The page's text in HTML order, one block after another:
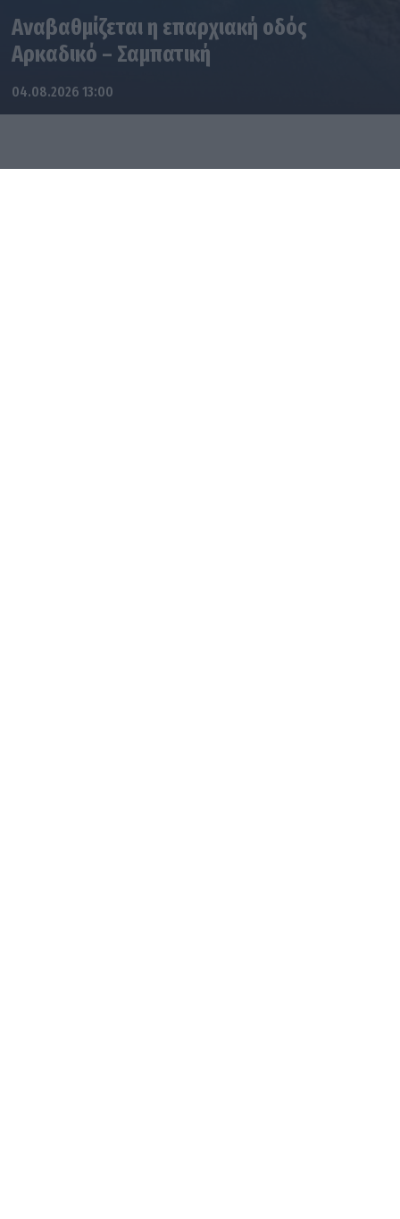
Αναβαθμίζεται η επαρχιακή οδός
Αρκαδικό – Σαμπατική
04.08.2026 13:00